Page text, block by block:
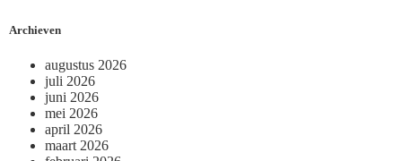
Archieven
augustus 2026
juli 2026
juni 2026
mei 2026
april 2026
maart 2026